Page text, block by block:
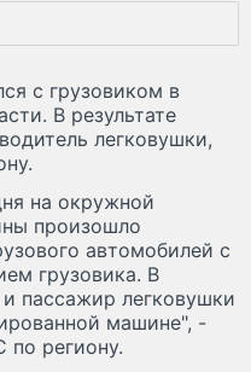
с грузовиком в
В результате
легковушки,
на окружной
произошло
автомобилей с
грузовика. В
и пассажир легковушки
машине", -
региону.